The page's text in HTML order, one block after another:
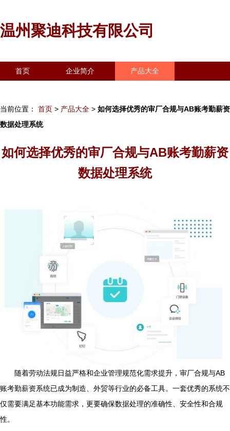
温州聚迪科技有限公司
首页 企业简介 产品大全
当前位置： 首页 > 产品大全 > 如何选择优秀的审厂合规与AB账考勤薪资
数据处理系统
如何选择优秀的审厂合规与AB账考勤薪资
数据处理系统
随着劳动法规日益严格和企业管理规范化需求提升，审厂合规与AB
账考勤薪资系统已成为制造、外贸等行业的必备工具。一套优秀的系统不
仅需要满足基本功能需求，更要确保数据处理的准确性、安全性和合规
性。